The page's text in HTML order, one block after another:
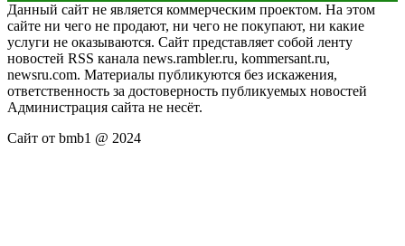
Данный сайт не является коммерческим проектом. На этом
сайте ни чего не продают, ни чего не покупают, ни какие
услуги не оказываются. Сайт представляет собой ленту
новостей RSS канала news.rambler.ru, kommersant.ru,
newsru.com. Материалы публикуются без искажения,
ответственность за достоверность публикуемых новостей
Администрация сайта не несёт.
Сайт от bmb1 @ 2024